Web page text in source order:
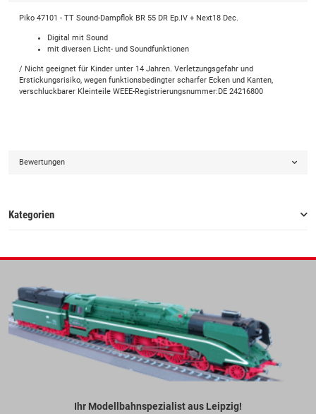
Piko 47101 - TT Sound-Dampflok BR 55 DR Ep.IV + Next18 Dec.
Digital mit Sound
mit diversen Licht- und Soundfunktionen
/ Nicht geeignet für Kinder unter 14 Jahren. Verletzungsgefahr und
Erstickungsrisiko, wegen funktionsbedingter scharfer Ecken und Kanten,
verschluckbarer Kleinteile WEEE-Registrierungsnummer:DE 24216800
Bewertungen
Kategorien
Ihr Modellbahnspezialist aus Leipzig!